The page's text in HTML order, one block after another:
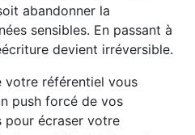
abandonner la
sensibles. En passant à
devient irréversible.
votre référentiel vous
push forcé de vos
pour écraser votre